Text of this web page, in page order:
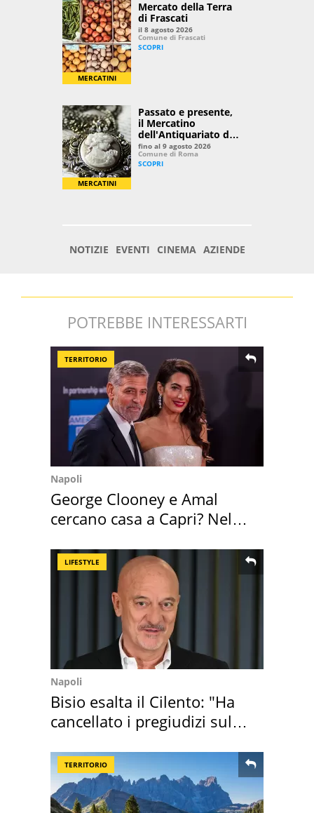
POTREBBE INTERESSARTI
TERRITORIO
Napoli
George Clooney e Amal
cercano casa a Capri? Nel
LIFESTYLE
Napoli
Bisio esalta il Cilento: "Ha
cancellato i pregiudizi sul
TERRITORIO